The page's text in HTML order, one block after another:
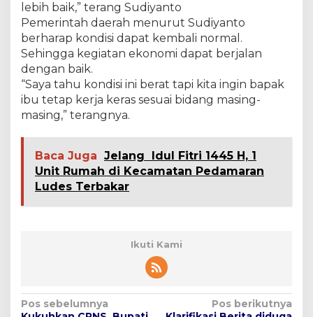
r
i
b
s
i
lebih baik,” terang Sudiyanto
Pemerintah daerah menurut Sudiyanto
berharap kondisi dapat kembali normal.
Sehingga kegiatan ekonomi dapat berjalan
dengan baik.
“Saya tahu kondisi ini berat tapi kita ingin bapak
ibu tetap kerja keras sesuai bidang masing-
masing,” terangnya.
Baca Juga Jelang Idul Fitri 1445 H, 1
Unit Rumah di Kecamatan Pedamaran
Ludes Terbakar
Ikuti Kami
N
Pos sebelumnya
Pos berikutnya